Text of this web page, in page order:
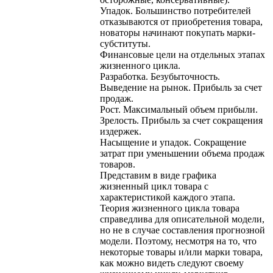
Упадок. Большинство потребителей
отказываются от приобретения товара,
новаторы начинают покупать марки-
субституты.
Финансовые цели на отдельных этапах
жизненного цикла.
Разработка. Безубыточность.
Выведение на рынок. Прибыль за счет
продаж.
Рост. Максимальный объем прибыли.
Зрелость. Прибыль за счет сокращения
издержек.
Насыщение и упадок. Сокращение
затрат при уменьшении объема продаж
товаров.
Представим в виде графика
жизненный цикл товара с
характеристикой каждого этапа.
Теория жизненного цикла товара
справедлива для описательной модели,
но не в случае составления прогнозной
модели. Поэтому, несмотря на то, что
некоторые товары и/или марки товара,
как можно видеть следуют своему